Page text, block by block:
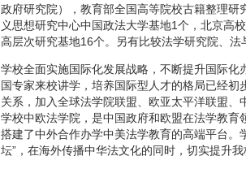
政府研究院），教育部全国高等院校古籍整理
义思想研究中心中国政法大学基地1个，北京高
高层次研究基地16个。另有比较法学研究院、
学校全面实施国际化发展战略，不断提升国际
国专家来校讲学，培养国际型人才的格局已经
关系，加入全球法学院联盟、欧亚太平洋联盟、
学校中欧法学院，是中国政府和欧盟在法学教育
搭建了中外合作办学中美法学教育的高端平台
坛”，在海外传播中华法文化的同时，切实提升